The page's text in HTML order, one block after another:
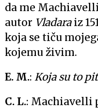
da me
autor Vladaraiz
koja se tiču
kojemu živim.
E. M.: Koja su to
C. L.: Machiavelli